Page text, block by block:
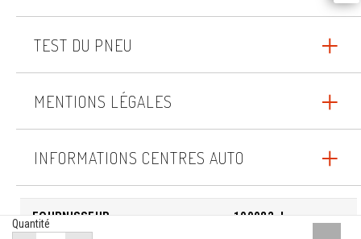
Quantité
TEST DU PNEU
MENTIONS LÉGALES
INFORMATIONS CENTRES AUTO
FOURNISSEUR 100082_I